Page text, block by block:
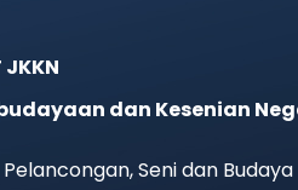
JKKN
dan Kesenian
Seni dan Budaya